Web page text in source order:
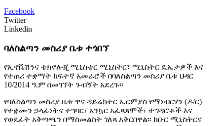
Facebook
Twitter
Linkedin
ባለስልጣን መስሪያ ቤቱ ተጎበኘ
የኢኖቬሽንና ቴክኖሎጂ ሚኒስቴር ሚኒስትር፣ ሚኒስትር ዴኤታዎች እና
የተጠሪ ተቋማት ከፍተኛ አመራሮች በባለስልጣን መስሪያ ቤቱ ህዳር
10/2014 ዓ.ም በመገኘት ጉብኝት አደረጉ፡፡
የባለስልጣን መስሪያ ቤቱ ዋና ዳይሬክተር ኤርምያስ የማነብርሃን (ዶ/ር)
የተቋሙን ኃላፊነትና ተግባር፣ አንኳር አፈጻጸሞች፣ ተግዳሮቶች እና
የወደፊት አቅጣጫን በማስመልከት ገለጻ አቅርበዋል፡፡ ክቡር ሚኒስትርና